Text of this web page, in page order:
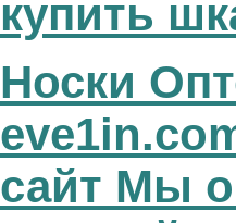
купить
Носки
сайт Мы